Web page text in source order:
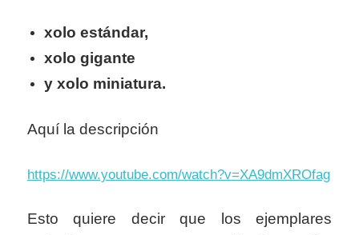
xolo estándar,
xolo gigante
y xolo miniatura.
Aquí la descripción
https://www.youtube.com/watch?v=XA9dmXROfag
Esto quiere decir que los ejemplares